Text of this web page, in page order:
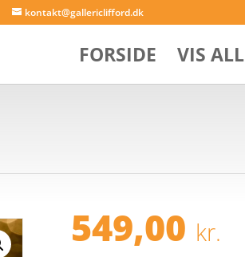
kontakt@gallericlifford.dk
FORSIDE VIS
549,00 kr.